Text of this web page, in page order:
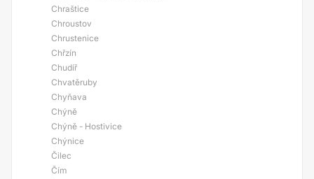
Chraštice
Chroustov
Chrustenice
Chřzín
Chudíř
Chvatěruby
Chyňava
Chýně
Chýně - Hostivice
Chýnice
Čilec
Čím